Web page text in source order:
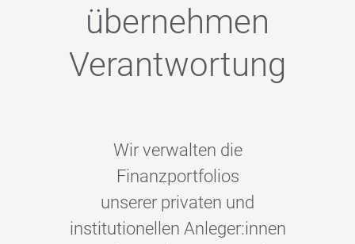
übernehmen
Verantwortung
Wir verwalten die
Finanzportfolios
unserer privaten und
institutionellen Anleger:innen